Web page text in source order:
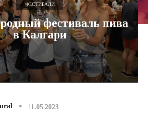
ФЕСТИВАЛИ
фестиваль пива
в Калгари
11.05.2023